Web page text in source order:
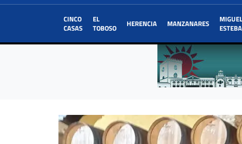
CINCO
CASAS
EL
TOBOSO
HERENCIA MANZANARES
MIGUEL